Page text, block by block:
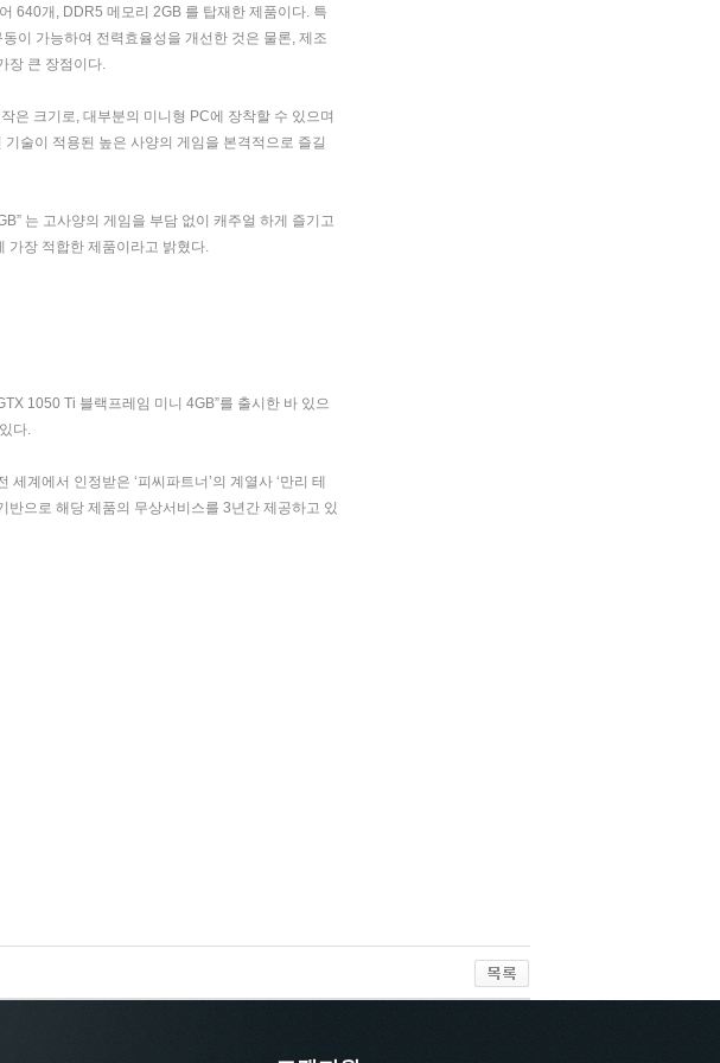
640개 , DDR5 메모리 2GB 를 탑재한 제품이다. 특
이 가능하여 전력효율성을 개선한 것은 물론, 제조
장 큰 장점이다.
은 크기로,대부분의 미니형 PC에 장착할 수 있으며
술이 적용된 높은 사양의 게임을 본격적으로 즐길
는 고사양의 게임을 부담 없이 캐주얼 하게 즐기고
가장 적합한 제품이라고 밝혔다.
1050 Ti 블랙프레임 미니4GB”를 출시한 바 있으
다.
세계에서 인정받은‘피씨파트너’의 계열사‘만리 테
반으로 해당 제품의 무상서비스를 3년간 제공하고 있